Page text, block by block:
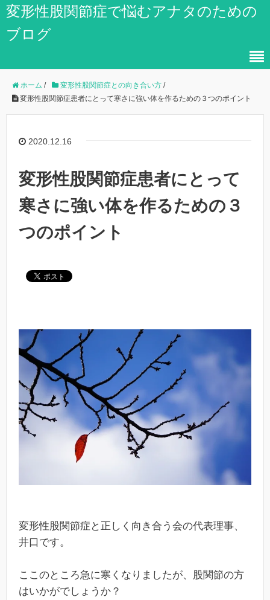
変形性股関節症で悩むアナタのための
ブログ
ホーム / 変形性股関節症との向き合い方 /
変形性股関節症患者にとって寒さに強い体を作るための３つのポイント
2020.12.16
変形性股関節症患者にとって
寒さに強い体を作るための３
つのポイント
変形性股関節症と正しく向き合う会の代表理事、
井口です。
ここのところ急に寒くなりましたが、股関節の方
はいかがでしょうか？